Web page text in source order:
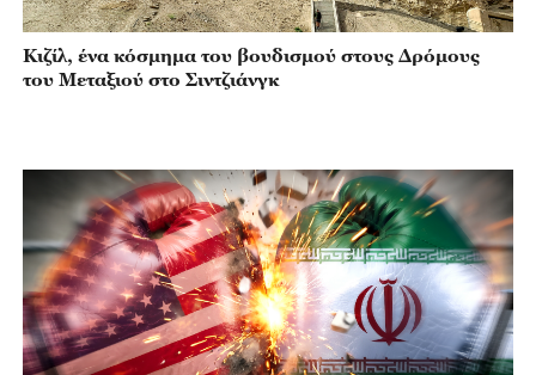
Κιζίλ, ένα κόσμημα του βουδισμού στους Δρόμους
του Μεταξιού στο Σιντζιάνγκ